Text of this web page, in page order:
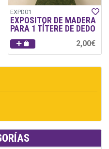
EXPD01
EXPOSITOR DE MADERA
PARA 1 TÍTERE DE DEDO
2,00€